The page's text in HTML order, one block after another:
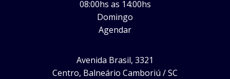
08:00hs as 14:00hs
Domingo
Agendar
Avenida Brasil, 3321
Centro, Balneário Camboriú / SC